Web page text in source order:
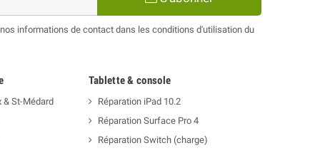
informations de contact dans les conditions d'utilisation du
& St-Médard
Tablette & console
Réparation iPad 10.2
Réparation Surface Pro 4
Réparation Switch (charge)